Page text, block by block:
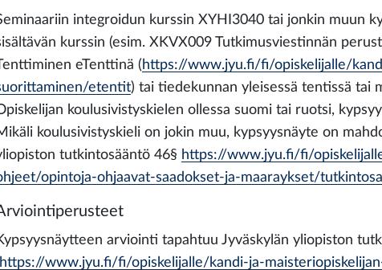
integroidun kurssin XYHI3040 tai jonkin muun
kurssin (esim. XKVX009 Tutkimusviestinnän
eTenttinä (https://www.jyu.fi/fi/opiskelijalle/
etentit) tai tiedekunnan yleisessä tentissä tai
koulusivistyskielen ollessa suomi tai ruotsi,
koulusivistyskieli on jokin muu, kypsyysnäyte on
tutkintosääntö 46§ https://www.jyu.fi/fi/
opintoja-ohjaavat-saadokset-ja-maaraykset/
arviointi tapahtuu Jyväskylän yliopiston
https://www.jyu.fi/fi/opiskelijalle/kandi-ja-